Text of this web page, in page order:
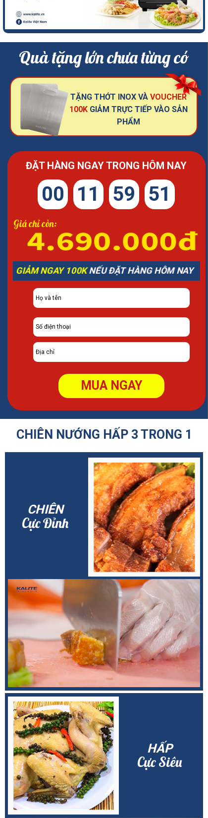
Quà tặng lớn chưa từng có
TẶNG THỚT INOX VÀVOUCHER
100K GIẢM TRỰC TIẾP VÀO SẢN
PHẨM
ĐẶT HÀNG NGAY TRONG HÔM NAY
00 11 59 46
MUA NGAY
Giá chỉ còn:4.690.000đ
GIẢM NGAY 100KNẾU ĐẶT HÀNG HÔM NAY
CHIÊN NƯỚNG HẤP 3 TRONG 1
CHIÊN
Cực Đỉnh
HẤP
Cực Siêu